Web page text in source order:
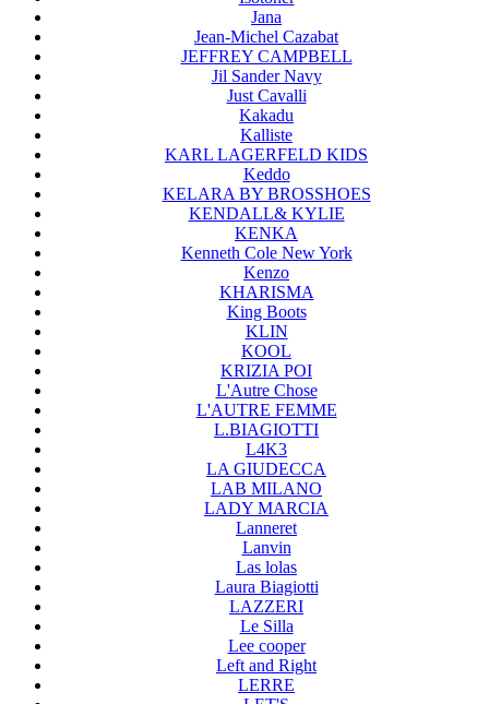
Jana
Jean-Michel Cazabat
JEFFREY CAMPBELL
Jil Sander Navy
Just Cavalli
Kakadu
Kalliste
KARL LAGERFELD KIDS
Keddo
KELARA BY BROSSHOES
KENDALL& KYLIE
KENKA
Kenneth Cole New York
Kenzo
KHARISMA
King Boots
KLIN
KOOL
KRIZIA POI
L'Autre Chose
L'AUTRE FEMME
L.BIAGIOTTI
L4K3
LA GIUDECCA
LAB MILANO
LADY MARCIA
Lanneret
Lanvin
Las lolas
Laura Biagiotti
LAZZERI
Le Silla
Lee cooper
Left and Right
LERRE